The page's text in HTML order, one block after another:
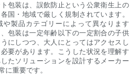
包装は、誤飲防止という公衆衛生上の
国・地域で厳しく規制されています。
や製品カテゴリーによって異なります
包装は一定年齢以下の一定割合の子供
にしつつ、大人にとってはアクセスし
要があります。こうした状況を理解す
たソリューションを設計するメーカー
に重要です。